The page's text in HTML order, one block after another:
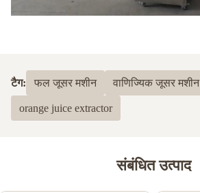
टैग: फल ​​जूसर मशीन वाणिज्यिक जूसर मशीन
orange juice extractor
संबंधित उत्पाद